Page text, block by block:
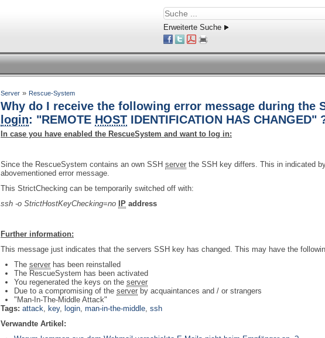
Erweiterte Suche
Server » Rescue-System
Why do I receive the following error message during the
login: "REMOTE HOST IDENTIFICATION HAS CHANGED"
In case you have enabled the RescueSystem and want to log in:
Since the RescueSystem contains an own SSH server the SSH key differs. This in indicated
abovementioned error message.
This StrictChecking can be temporarily switched off with:
ssh -o StrictHostKeyChecking=no
IP address
Further information:
This message just indicates that the servers SSH key has changed. This may have the
Theserver has been reinstalled
The RescueSystem has been activated
You regenerated the keys on theserver
Due to a compromising of theserver by acquaintances and / or strangers
"Man-In-The-Middle Attack"
Tags: attack, key, login, man-in-the-middle, ssh
Verwandte Artikel: